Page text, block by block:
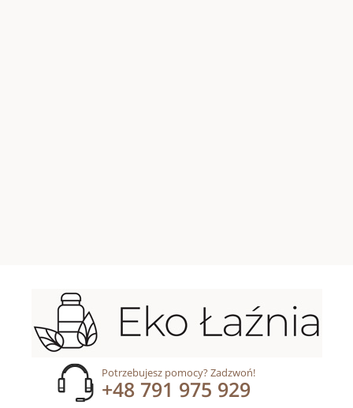
Potrzebujesz pomocy? Zadzwoń!
+48 791 975 929